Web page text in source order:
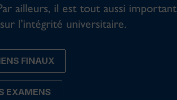
ailleurs, il est tout aussi important
l’intégrité universitaire.
FINAUX
EXAMENS